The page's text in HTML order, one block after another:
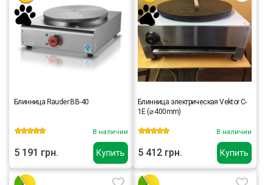
Купить
Блинница Rauder BB-40
В наличии
5 191 грн. Купить
Блинница электрическая Vektor C-
1E (⌀ 400mm)
В наличии
5 412 грн.